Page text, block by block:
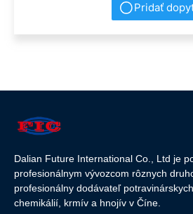
Pridať
Dalian Future International Co., Ltd je
profesionálnym vývozcom rôznych
profesionálny dodávateľ
chemikálií, krmív a hnojív v Číne.